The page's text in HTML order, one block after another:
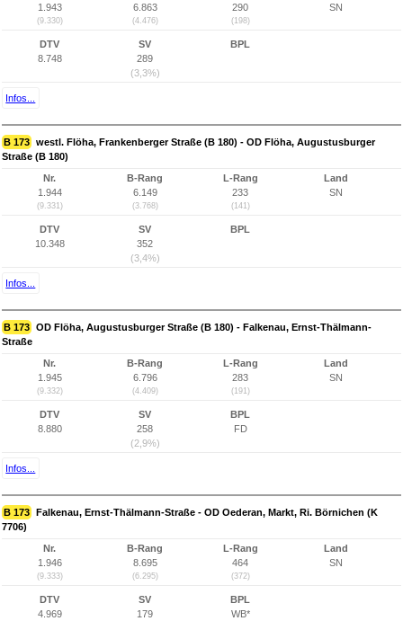
1.943
(9.330)
6.863
(4.476)
290
(198)
SN
DTV
8.748
SV
289
(3,3%)
BPL
Infos...
B 173 westl. Flöha, Frankenberger Straße (B 180) - OD Flöha, Augustusburger
Straße (B 180)
Nr.
1.944
(9.331)
B-Rang
6.149
(3.768)
L-Rang
233
(141)
Land
SN
DTV
10.348
SV
352
(3,4%)
BPL
Infos...
B 173 OD Flöha, Augustusburger Straße (B 180) - Falkenau, Ernst-Thälmann-
Straße
Nr.
1.945
(9.332)
B-Rang
6.796
(4.409)
L-Rang
283
(191)
Land
SN
DTV
8.880
SV
258
(2,9%)
BPL
FD
Infos...
B 173 Falkenau, Ernst-Thälmann-Straße - OD Oederan, Markt, Ri. Börnichen (K
7706)
Nr.
1.946
(9.333)
B-Rang
8.695
(6.295)
L-Rang
464
(372)
Land
SN
DTV
4.969
SV
179
BPL
WB*